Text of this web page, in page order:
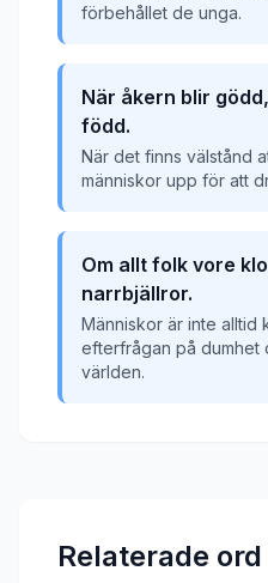
förbehållet de unga.
När åkern blir
född.
När det finns välstånd
människor upp för att
Om allt folk vore
narrbjällror.
Människor är inte
efterfrågan på dumhet
världen.
Relaterade ord